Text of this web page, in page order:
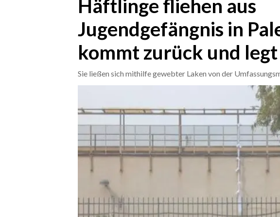
RISULTATI E CLASSIFICHE
Häftlinge fliehen aus
Jugendgefängnis in
kommt zurück und
Sie ließen sich mithilfe gewebter Laken von der